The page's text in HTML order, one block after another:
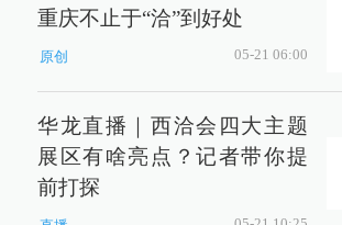
重庆不止于“洽”到好处
原创 05-21 06:00
华龙直播｜西洽会四大主题
展区有啥亮点？记者带你提
前打探